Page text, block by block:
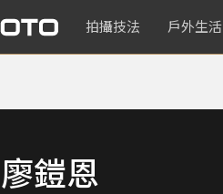
拍攝技法 戶外生活
廖鎧恩